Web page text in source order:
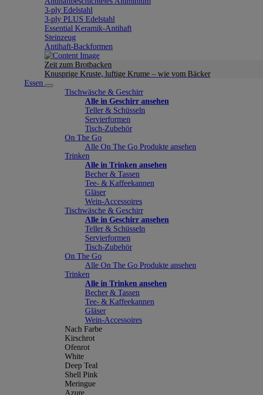
3-ply Edelstahl
3-ply PLUS Edelstahl
Essential Keramik-Antihaft
Steinzeug
Antihaft-Backformen
Zeit zum Brotbacken
Knusprige Kruste, luftige Krume – wie vom Bäcker
Essen
Tischwäsche & Geschirr
Alle in Geschirr ansehen
Teller & Schüsseln
Servierformen
Tisch-Zubehör
On The Go
Alle On The Go Produkte ansehen
Trinken
Alle in Trinken ansehen
Becher & Tassen
Tee- & Kaffeekannen
Gläser
Wein-Accessoires
Tischwäsche & Geschirr
Alle in Geschirr ansehen
Teller & Schüsseln
Servierformen
Tisch-Zubehör
On The Go
Alle On The Go Produkte ansehen
Trinken
Alle in Trinken ansehen
Becher & Tassen
Tee- & Kaffeekannen
Gläser
Wein-Accessoires
Nach Farbe
Kirschrot
Ofenrot
White
Deep Teal
Shell Pink
Meringue
Azure